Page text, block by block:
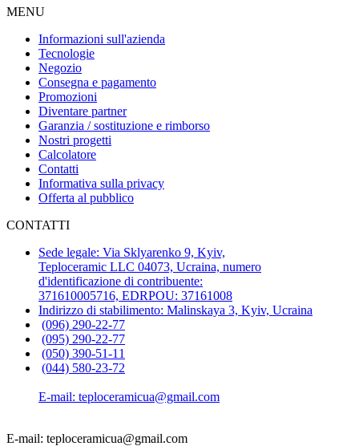
MENU
Informazioni sull'azienda
Tecnologie
Negozio
Consegna e pagamento
Promozioni
Diventare partner
Garanzia / sostituzione e rimborso
Nostri progetti
Calcolatore
Contatti
Informativa sulla privacy
Offerta al pubblico
CONTATTI
Sede legale: Via Sklyarenko 9, Kyiv,
Teploceramic LLС 04073, Ucraina, numero
d'identificazione di contribuente:
371610005716, EDRPOU: 37161008
Indirizzo di stabilimento: Malinskaya 3, Kyiv, Ucraina
(096) 290-22-77
(095) 290-22-77
(050) 390-51-11
(044) 580-23-72
E-mail: teploceramicua@gmail.com
E-mail: teploceramicua@gmail.com